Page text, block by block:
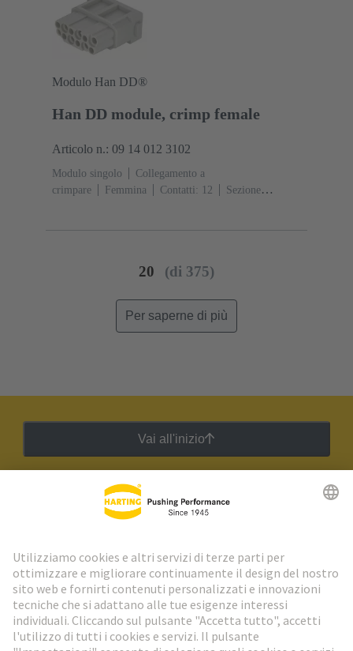
Modulo Han DD®
Han DD module, crimp female
Articolo n.: 09 14 012 3102
Modulo singolo
Collegamento a
crimpare
Femmina Contatti: 12
Sezione
20 (di 375)
Per saperne di più
Vai all'inizio
Newsletter HARTING
Vai al registrazione